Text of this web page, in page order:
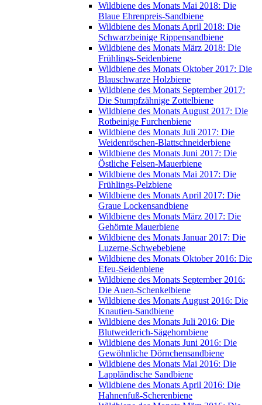
Wildbiene des Monats Mai 2018: Die
Blaue Ehrenpreis-Sandbiene
Wildbiene des Monats April 2018: Die
Schwarzbeinige Rippensandbiene
Wildbiene des Monats März 2018: Die
Frühlings-Seidenbiene
Wildbiene des Monats Oktober 2017: Die
Blauschwarze Holzbiene
Wildbiene des Monats September 2017:
Die Stumpfzähnige Zottelbiene
Wildbiene des Monats August 2017: Die
Rotbeinige Furchenbiene
Wildbiene des Monats Juli 2017: Die
Weidenröschen-Blattschneiderbiene
Wildbiene des Monats Juni 2017: Die
Östliche Felsen-Mauerbiene
Wildbiene des Monats Mai 2017: Die
Frühlings-Pelzbiene
Wildbiene des Monats April 2017: Die
Graue Lockensandbiene
Wildbiene des Monats März 2017: Die
Gehörnte Mauerbiene
Wildbiene des Monats Januar 2017: Die
Luzerne-Schwebebiene
Wildbiene des Monats Oktober 2016: Die
Efeu-Seidenbiene
Wildbiene des Monats September 2016:
Die Auen-Schenkelbiene
Wildbiene des Monats August 2016: Die
Knautien-Sandbiene
Wildbiene des Monats Juli 2016: Die
Blutweiderich-Sägehornbiene
Wildbiene des Monats Juni 2016: Die
Gewöhnliche Dörnchensandbiene
Wildbiene des Monats Mai 2016: Die
Lappländische Sandbiene
Wildbiene des Monats April 2016: Die
Hahnenfuß-Scherenbiene